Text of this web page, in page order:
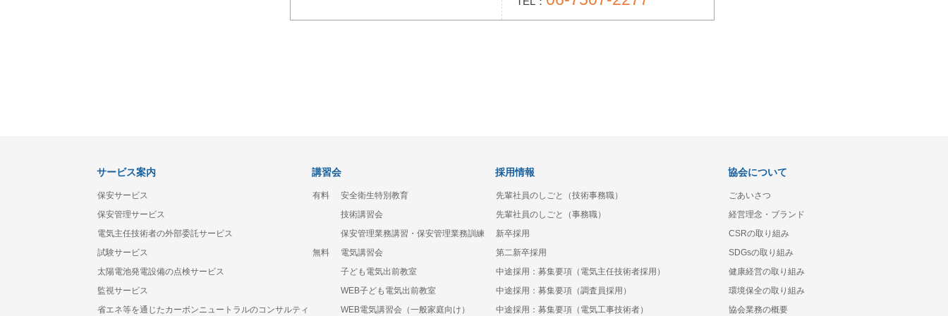
サービス案内
保安サービス
保安管理サービス
電気主任技術者の外部委託サービス
試験サービス
太陽電池発電設備の点検サービス
監視サービス
省エネ等を通じたカーボンニュートラルのコンサルティ
講習会
有料
安全衛生特別教育
技術講習会
保安管理業務講習・保安管理業務訓練
無料
電気講習会
子ども電気出前教室
WEB子ども電気出前教室
WEB電気講習会（一般家庭向け）
採用情報
先輩社員のしごと（技術事務職）
先輩社員のしごと（事務職）
新卒採用
第二新卒採用
中途採用：募集要項（電気主任技術者採用）
中途採用：募集要項（調査員採用）
中途採用：募集要項（電気工事技術者）
協会について
ごあいさつ
経営理念・ブランド
CSRの取り組み
SDGsの取り組み
健康経営の取り組み
環境保全の取り組み
協会業務の概要